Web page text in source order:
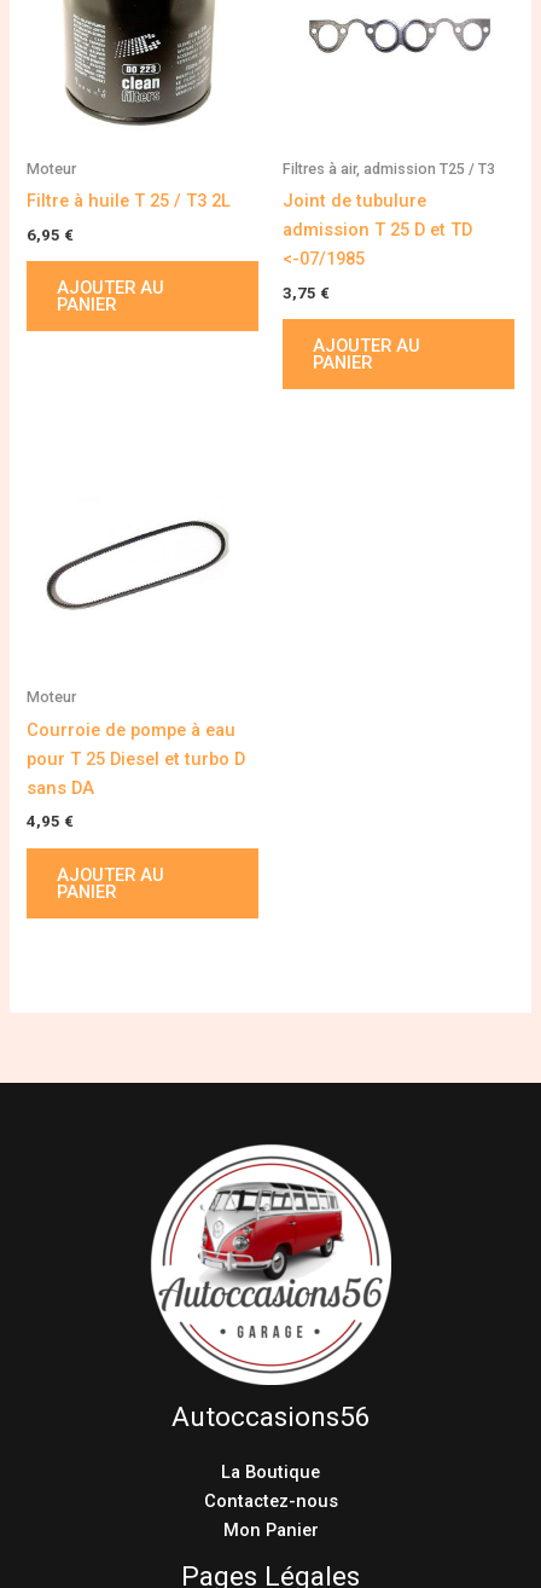
Moteur
Filtre à huile T 25 / T3 2L
6,95 €
AJOUTER AU
PANIER
Filtres à air, admission T25 / T3
Joint de tubulure
admission T 25 D et TD
<-07/1985
3,75 €
AJOUTER AU
PANIER
Moteur
Courroie de pompe à eau
pour T 25 Diesel et turbo D
sans DA
4,95 €
AJOUTER AU
PANIER
Autoccasions56
La Boutique
Contactez-nous
Mon Panier
Pages Légales